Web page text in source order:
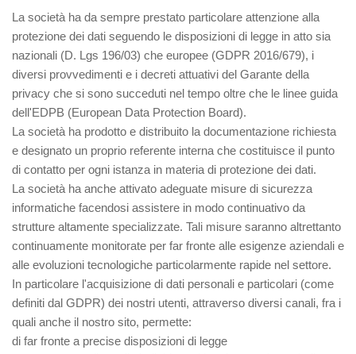
La società ha da sempre prestato particolare attenzione alla
protezione dei dati seguendo le disposizioni di legge in atto sia
nazionali (D. Lgs 196/03) che europee (GDPR 2016/679), i
diversi provvedimenti e i decreti attuativi del Garante della
privacy che si sono succeduti nel tempo oltre che le linee guida
dell'EDPB (European Data Protection Board).
La società ha prodotto e distribuito la documentazione richiesta
e designato un proprio referente interna che costituisce il punto
di contatto per ogni istanza in materia di protezione dei dati.
La società ha anche attivato adeguate misure di sicurezza
informatiche facendosi assistere in modo continuativo da
strutture altamente specializzate. Tali misure saranno altrettanto
continuamente monitorate per far fronte alle esigenze aziendali e
alle evoluzioni tecnologiche particolarmente rapide nel settore.
In particolare l'acquisizione di dati personali e particolari (come
definiti dal GDPR) dei nostri utenti, attraverso diversi canali, fra i
quali anche il nostro sito, permette:
di far fronte a precise disposizioni di legge